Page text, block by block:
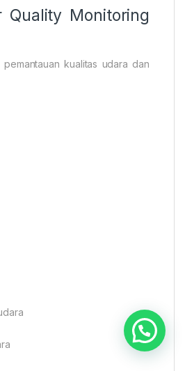
Quality Monitoring
kualitas udara dan